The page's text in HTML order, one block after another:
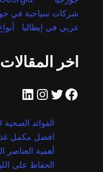
شركات سياحية في
عربي في إيطاليا
اخر المقالات
فيسبوك تويتر إنستجرام لينكد إن
الفوائد
افضل مكمل
أهمية العناصر
الحفاظ على